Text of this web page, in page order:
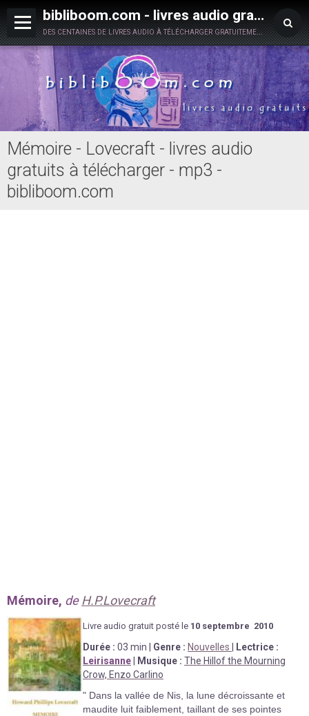
bibliboom.com - livres audio gratuits à télécharger
des centaines de livres audio à télécharger gratuitement en toute légalité !
Mémoire - Lovecraft - livres audio
gratuits à télécharger - mp3 -
bibliboom.com
Mémoire, de H.P.Lovecraft
Livre audio gratuit posté le 10 septembre 2010
Durée : 03 min Genre : Nouvelles
Lectrice :
Leirisanne
Musique : The Hillof the Mourning
Crow, Enzo Carlino
" Dans la vallée de Nis, la lune décroissante et
maudite luit faiblement, taillant de ses pointes